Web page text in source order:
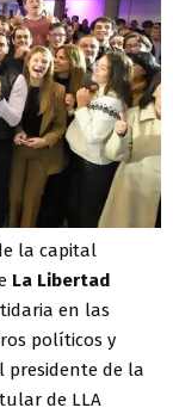
la capital
La Libertad
en las
políticos y
presidente de la
de LLA